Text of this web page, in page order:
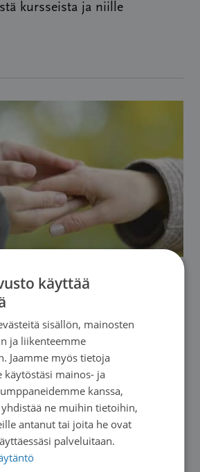
kursseista ja niille
ja
aikana
ovat
vapaaehtoisia, jotka
parantumatonta syöpää
olevia sekä heidän
voi pyytää tueksi
ja/tai saattohoidon
käyttää
sisällön, mainosten
ja liikenteemme
Jaamme myös tietoja
käytöstäsi mainos- ja
kanssa,
ne muihin tietoihin,
antanut tai joita he ovat
palveluitaan.